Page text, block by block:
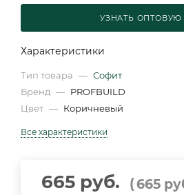
УЗНАТЬ ОПТОВУЮ
Характеристики
Тип товара — Софит
Бренд — PROFBUILD
Цвет — Коричневый
Все характеристики
665 руб. (665